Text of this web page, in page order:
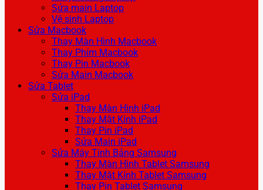
Sửa main Laptop
Vệ sinh Laptop
Sửa Macbook
Thay Màn Hình Macbook
Thay Phím Macbook
Thay Pin Macbook
Sửa Main Macbook
Sửa Tablet
Sửa iPad
Thay Màn Hình iPad
Thay Mặt Kính iPad
Thay Pin iPad
Sửa Main iPad
Sửa Máy Tính Bảng Samsung
Thay Màn Hình Tablet Samsung
Thay Mặt Kính Tablet Samsung
Thay Pin Tablet Samsung